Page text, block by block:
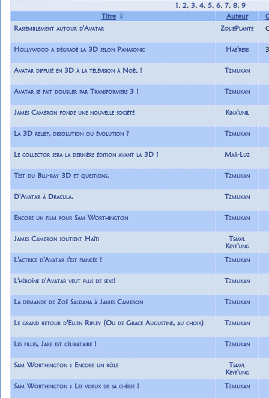
1, 2, 3, 4, 5, 6, 7, 8, 9
Titre ⇓ Auteur
Rassemblement autour d'Avatar
ZoliePlante
Hollywood a dégradé la 3D selon Panasonic Hae'resis
Avatar diffusé en 3D à la télévision à Noël ! Tzmukan
Avatar se fait doubler par Transformers 3 ! Tzmukan
James Cameron fonde une nouvelle société Kina'unil
La 3D relief, dissolution ou évolution ? Tzmukan
Le collector sera la dernière édition avant la 3D ! Maâ-Luz
Test du Blu-ray 3D et questions. Tzmukan
D'Avatar à Dracula. Tzmukan
Encore un film pour Sam Worthington Tzmukan
James Cameron soutient Haïti
Tsawl
Keye'ung
L'actrice d'Avatar s'est fiancée !
Tzmukan
L'héroïne d'Avatar veut plus de sexe! Tzmukan
La demande de Zoë Saldana à James Cameron Tzmukan
Le grand retour d'Ellen Ripley (Ou de Grace Augustine, au choix) Tzmukan
Les filles, Jake est célibataire ! Tzmukan
Sam Worthington : Encore un rôle
Tsawl
Keye'ung
Sam Worthington : Les voeux de sa chérie !
Tzmukan